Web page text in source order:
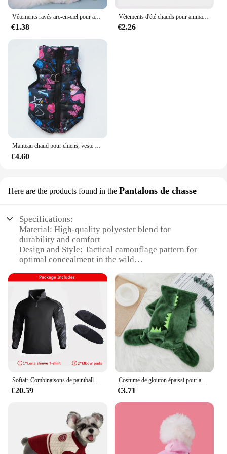
Vêtements rayés arc-en-ciel pour animaux de compagnie, sweat à capuche pour chien, costume de Schnauzer, mignon et chaud, nounours, chat, fournitures pour chiens, automne et hiver
€1.38
Vêtements d'été chauds pour animaux de compagnie, chemise en émail pour chien, vêtements pour chiots, chihuahua, yorkshire, hiver
€2.26
€4.60
Here are the products found in the Pantalons de chasse
Specifications:
Material: High-quality polyester blend for
durability and comfort
Design and Style: Tactical camouflage pattern for
optimal concealment in the wild
activities
Performance and Property: Water-resistant and
breathable fabric to withstand various weather
conditions
Parts and Accessories: Includes a pair of pants
Applicable People: Designed for men who value
functionality and style in their hunting attire
Features:
|Vetement De Chasse|Wholesale|Vendors|
**Unmatched Comfort and Durability**
Crafted from a premium polyester blend, these
hunting pants are designed to provide both comfort
and durability. The robust fabric ensures that you
can withstand the rigors of the outdoors, while the
breathable and water-resistant properties keep you
€20.59
Costume de glouton épaissi pour animaux de compagnie, costume de tigre et de dinosaure, vêtements monochromatiques pour chats et chiens, jeu chaud, automne et hiver
€3.71